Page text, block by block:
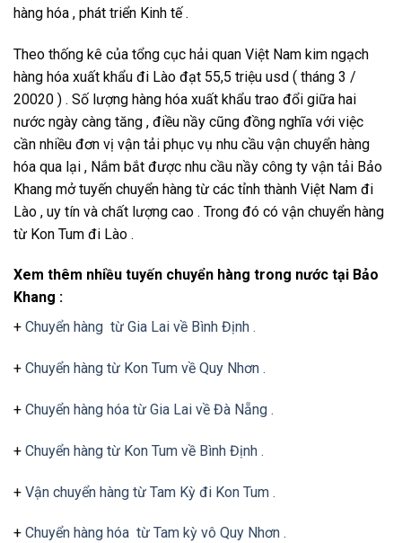
hàng hóa , phát triển Kinh tế .
Theo thống kê của tổng cục hải quan Việt Nam kim ngạch
hàng hóa xuất khẩu đi Lào đạt 55,5 triệu usd ( tháng 3 /
20020 ) . Số lượng hàng hóa xuất khẩu trao đổi giữa hai
nước ngày càng tăng , điều nầy cũng đồng nghĩa với việc
cần nhiều đơn vị vận tải phục vụ nhu cầu vận chuyển hàng
hóa qua lại , Nắm bắt được nhu cầu nầy công ty vận tải Bảo
Khang mở tuyến chuyển hàng từ các tỉnh thành Việt Nam đi
Lào , uy tín và chất lượng cao . Trong đó có vận chuyển hàng
từ Kon Tum đi Lào .
Xem thêm nhiều tuyến chuyển hàng trong nước tại Bảo
Khang :
+ Chuyển hàng từ Gia Lai về Bình Định .
+ Chuyển hàng từ Kon Tum về Quy Nhơn .
+ Chuyển hàng hóa từ Gia Lai về Đà Nẵng .
+ Chuyển hàng từ Kon Tum về Bình Định .
+ Vận chuyển hàng từ Tam Kỳ đi Kon Tum .
+ Chuyển hàng hóa từ Tam kỳ vô Quy Nhơn .